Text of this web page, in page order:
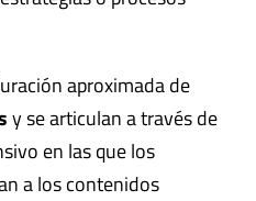
aproximada de
y se articulan a través de
en las que los
a los contenidos